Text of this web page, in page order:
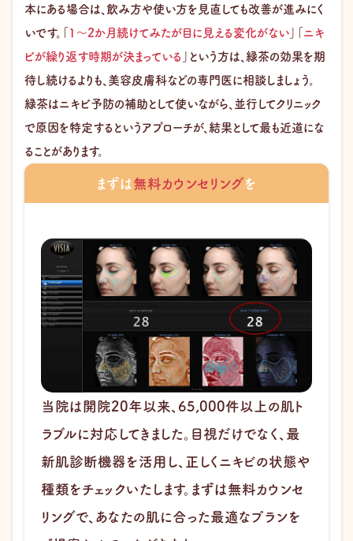
本にある場合は、飲み方や使い方を見直しても改善が進みにく
いです。「
1〜2か月続けてみたが目に見える変化がない
ニキ
ビが繰り返す時期が決まっている
」という方は、緑茶の効果を期
待し続けるよりも、美容皮膚科などの専門医に相談しましょう。
緑茶はニキビ予防の補助として使いながら、並行してクリニック
で原因を特定するというアプローチが、結果として最も近道にな
ることがあります。
まずは無料カウンセリングを
当院は開院20年以来、65,000件以上の肌ト
ラブルに対応してきました。目視だけでなく、最
新肌診断機器を活用し、正しくニキビの状態や
種類をチェックいたします。まずは無料カウンセ
リングで、あなたの肌に合った最適なプランを